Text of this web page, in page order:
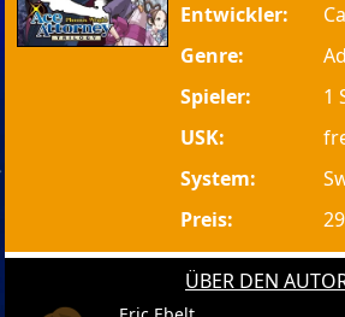
Entwickler:
Genre:
Spieler:
1
USK:
System:
Preis:
ÜBER DEN